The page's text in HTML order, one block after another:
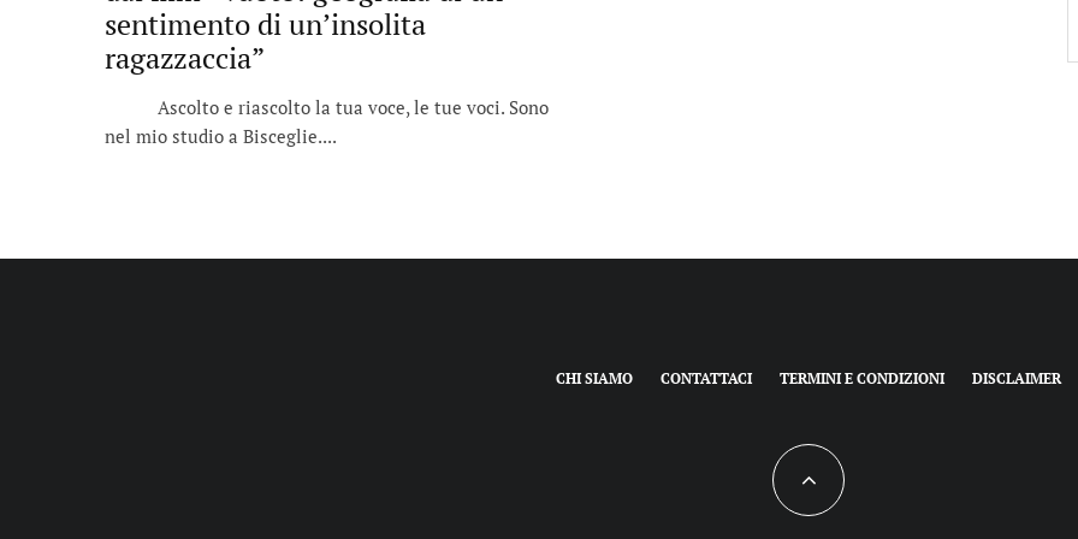
sentimento di un’insolita
ragazzaccia”
Ascolto e riascolto la tua voce, le tue voci. Sono
nel mio studio a Bisceglie....
CHI SIAMO CONTATTACI TERMINI E CONDIZIONI DISCLAIMER